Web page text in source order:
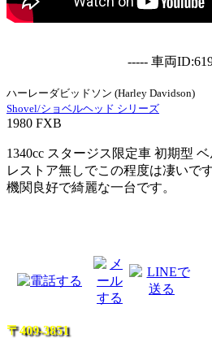
----- 車両
ハーレーダビッドソン (Harley Davidson)
Shovel/ショベルヘッド シリーズ
1980 FXB
1340cc スタージス限定車 初期型
レストア無しでこの程度は凄いです
機関良好で綺麗な一台です。
〒409-3851